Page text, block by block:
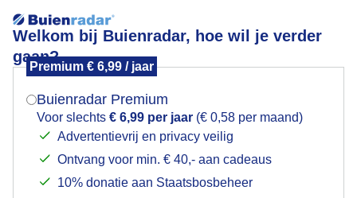
Welkom bij Buienradar, hoe wil je verder
gaan?
Premium € 6,99 / jaar
Buienradar Premium
Voor slechts € 6,99 per jaar (€ 0,58 per maand)
Advertentievrij en privacy veilig
Ontvang voor min. € 40,- aan cadeaus
10% donatie aan Staatsbosbeheer
zonsopkomst
Mogen we je locatie gebruiken voor het
Indien je hier nog geen akkoord op hebt gegeven,
verschijnt er zo een pop-up uit je browser waarin